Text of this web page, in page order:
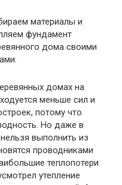
материалы и
фундамент
дома своими
домах на
меньше сил и
потому что
Но даже в
выполнить из
проводниками
теплопотери
утепление